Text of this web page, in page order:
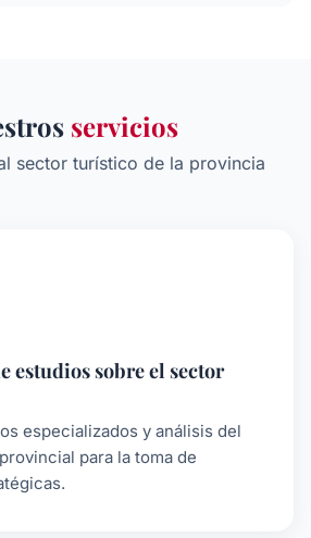
servicios
sector turístico de la provincia
estudios sobre el sector
especializados y análisis del
para la toma de